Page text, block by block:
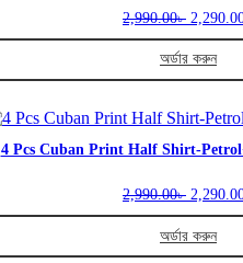
The
options
be
on
the
product
2,990.00৳
price
was:
অর্ডার করুন
product
has
multiple
The
options
be
4 Pcs Cuban Print Half Shirt-
2,990.00৳
price
was:
অর্ডার করুন